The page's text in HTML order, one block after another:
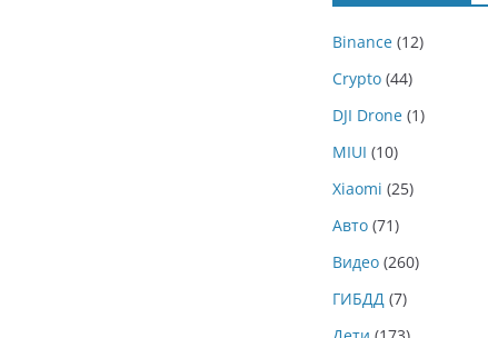
Binance (12)
Crypto (44)
DJI Drone (1)
MIUI (10)
Xiaomi (25)
Авто (71)
Видео (260)
ГИБДД (7)